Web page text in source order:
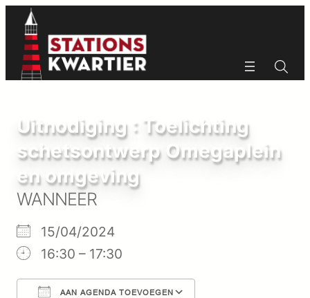
naar
inhoud
Uitnodiging : Toelichting
schetsontwerp Omegaplein
en omgeving
WANNEER
15/04/2024
16:30 – 17:30
AAN AGENDA TOEVOEGEN